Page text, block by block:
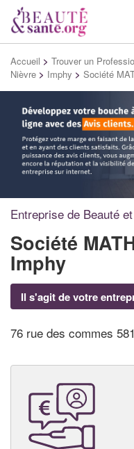
Accueil > Trouver un
Nièvre > Imphy > Société
Entreprise de Beauté
Société
Imphy
Il s'agit de votre
76 rue des commes